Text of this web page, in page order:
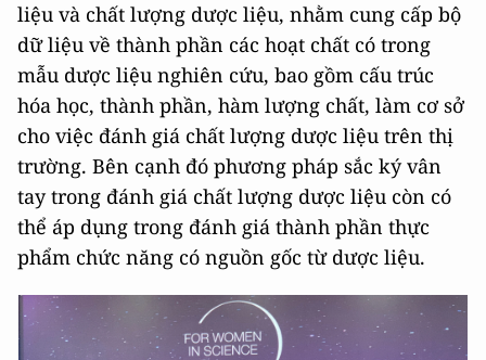
liệu và chất lượng dược liệu, nhằm cung cấp bộ
dữ liệu về thành phần các hoạt chất có trong
mẫu dược liệu nghiên cứu, bao gồm cấu trúc
hóa học, thành phần, hàm lượng chất, làm cơ sở
cho việc đánh giá chất lượng dược liệu trên thị
trường. Bên cạnh đó phương pháp sắc ký vân
tay trong đánh giá chất lượng dược liệu còn có
thể áp dụng trong đánh giá thành phần thực
phẩm chức năng có nguồn gốc từ dược liệu.